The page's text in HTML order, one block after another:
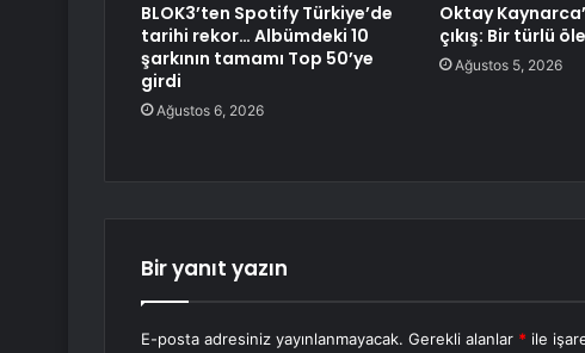
BLOK3’ten Spotify Türkiye’de
tarihi rekor… Albümdeki 10
şarkının tamamı Top 50’ye
girdi
Ağustos 6, 2026
Oktay
çıkış: Bir türlü
Ağustos 5, 2026
Bir yanıt yazın
E-posta adresiniz yayınlanmayacak. Gerekli alanlar * ile